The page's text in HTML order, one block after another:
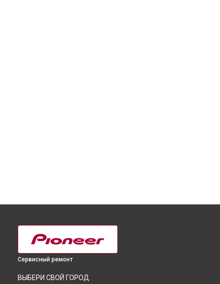
Сервисный ремонт
ВЫБЕРИ СВОЙ ГОРОД